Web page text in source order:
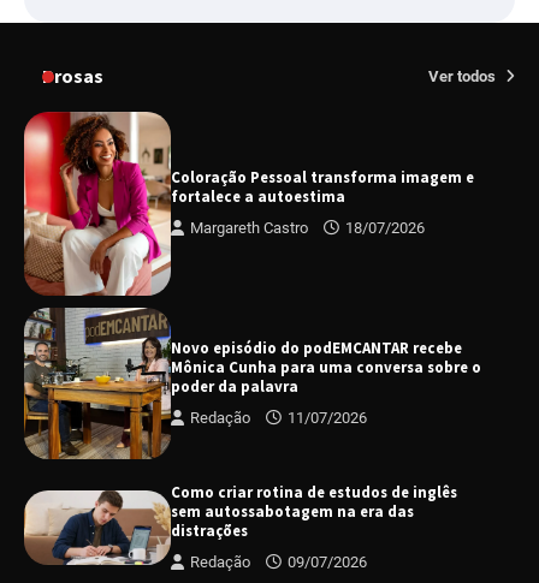
Prosas Ver todos
Coloração Pessoal transforma imagem e
fortalece a autoestima
Margareth Castro 18/07/2026
Novo episódio do podEMCANTAR recebe
Mônica Cunha para uma conversa sobre o
poder da palavra
Redação 11/07/2026
Como criar rotina de estudos de inglês
sem autossabotagem na era das
distrações
Redação 09/07/2026